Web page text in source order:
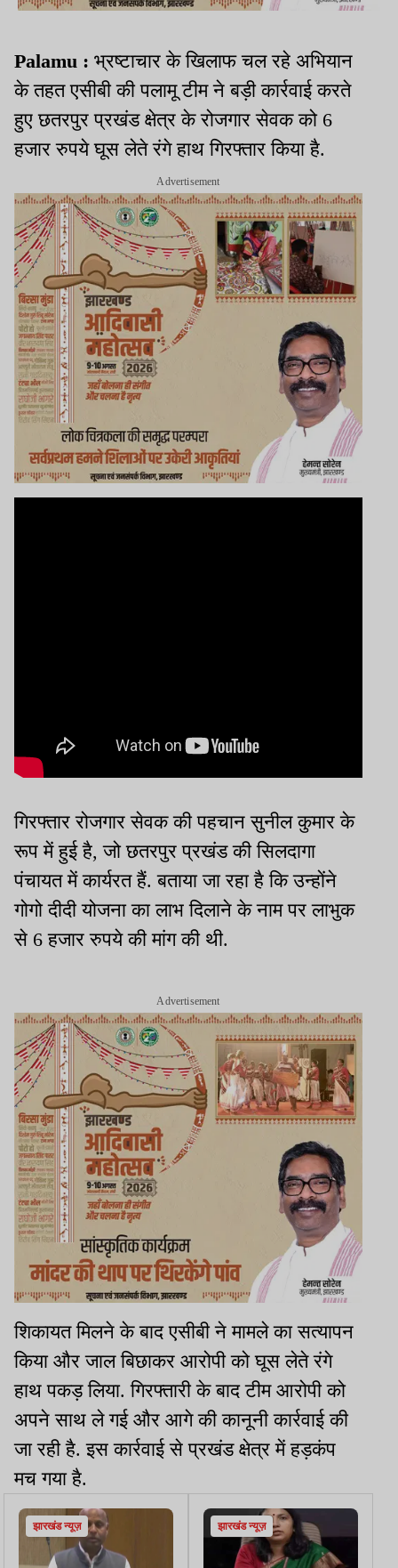
Palamu : भ्रष्टाचार के खिलाफ चल रहे अभियान
के तहत एसीबी की पलामू टीम ने बड़ी कार्रवाई करते
हुए छतरपुर प्रखंड क्षेत्र के रोजगार सेवक को 6
हजार रुपये घूस लेते रंगे हाथ गिरफ्तार किया है.
Advertisement
गिरफ्तार रोजगार सेवक की पहचान सुनील कुमार के
रूप में हुई है, जो छतरपुर प्रखंड की सिलदागा
पंचायत में कार्यरत हैं. बताया जा रहा है कि उन्होंने
गोगो दीदी योजना का लाभ दिलाने के नाम पर लाभुक
से 6 हजार रुपये की मांग की थी.
Advertisement
शिकायत मिलने के बाद एसीबी ने मामले का सत्यापन
किया और जाल बिछाकर आरोपी को घूस लेते रंगे
हाथ पकड़ लिया. गिरफ्तारी के बाद टीम आरोपी को
अपने साथ ले गई और आगे की कानूनी कार्रवाई की
जा रही है. इस कार्रवाई से प्रखंड क्षेत्र में हड़कंप
मच गया है.
झारखंड न्यूज़ झारखंड न्यूज़